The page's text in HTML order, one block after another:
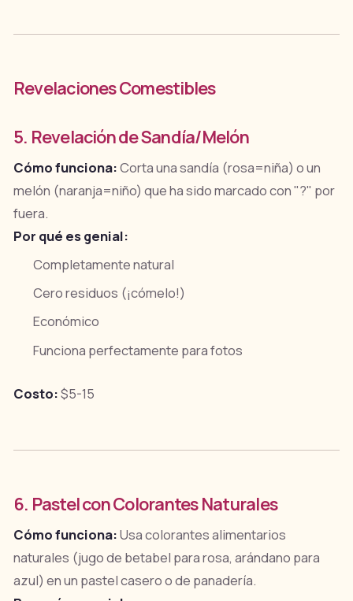
Revelaciones Comestibles
5. Revelación de Sandía/Melón
Cómo funciona:Corta una sandía (rosa=niña) o un
melón (naranja=niño) que ha sido marcado con "?" por
fuera.
Por qué es genial:
Completamente natural
Cero residuos (¡cómelo!)
Económico
Funciona perfectamente para fotos
Costo:$5-15
6. Pastel con Colorantes Naturales
Cómo funciona:Usa colorantes alimentarios
naturales (jugo de betabel para rosa, arándano para
azul) en un pastel casero o de panadería.